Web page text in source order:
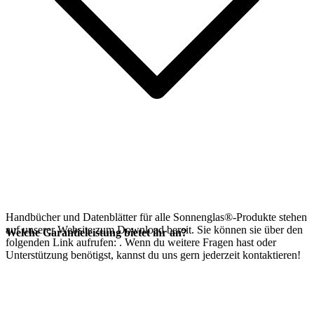
Handbücher und Datenblätter für alle Sonnenglas®-Produkte stehen
auf unserer Website zum Download bereit. Sie können sie über den
folgenden Link aufrufen: . Wenn du weitere Fragen hast oder
Unterstützung benötigst, kannst du uns gern jederzeit kontaktieren!
Welche Garantieleistung bietet ihr an?